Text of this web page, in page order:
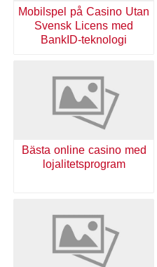
Mobilspel på Casino Utan
Svensk Licens med
BankID-teknologi
Bästa online casino med
lojalitetsprogram